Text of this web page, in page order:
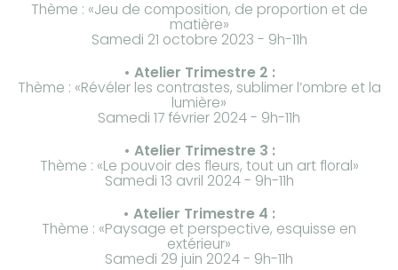
Thème : «Jeu de composition, de proportion et de
matière»
Samedi 21 octobre 2023 - 9h-11h
• Atelier Trimestre 2 :
Thème : «Révéler les contrastes, sublimer l’ombre et la
lumière»
Samedi 17 février 2024 - 9h-11h
• Atelier Trimestre 3 :
Thème : «Le pouvoir des fleurs, tout un art floral»
Samedi 13 avril 2024 - 9h-11h
• Atelier Trimestre 4 :
Thème : «Paysage et perspective, esquisse en
extérieur»
Samedi 29 juin 2024 - 9h-11h